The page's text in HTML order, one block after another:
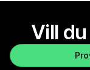
Vill